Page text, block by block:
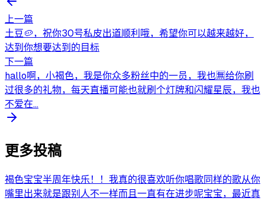
上一篇
土豆🥔，祝你30号私皮出道顺利哦，希望你可以越来越好，
达到你想要达到的目标
下一篇
hallo啊，小褐色，我是你众多粉丝中的一员，我也🈚给你刷
过很多的礼物，每天直播可能也就刷个灯牌和闪耀星辰，我也
不爱在...
更多投稿
褐色宝宝半周年快乐！！我真的很喜欢听你唱歌同样的歌从你
嘴里出来就是跟别人不一样而且一直有在进步呢宝宝，最近真